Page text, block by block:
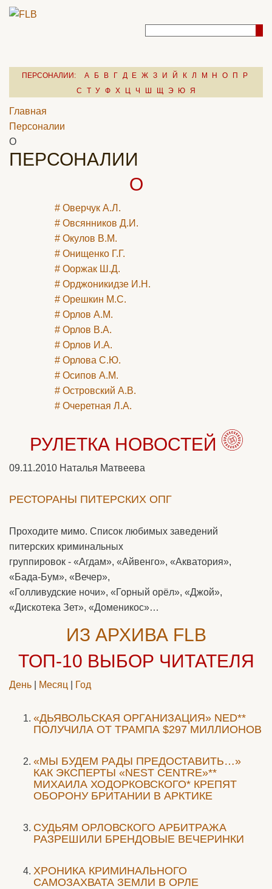
ПЕРСОНАЛИИ: А Б В Г Д Е Ж З И Й К Л М Н О П
Р
С
Т У Ф Х Ц Ч Ш Щ Э Ю Я
Главная
Персоналии
О
ПЕРСОНАЛИИ
О
# Оверчук А.Л.
# Овсянников Д.И.
# Окулов В.М.
# Онищенко Г.Г.
# Ооржак Ш.Д.
# Орджоникидзе И.Н.
# Орешкин М.С.
# Орлов А.М.
# Орлов В.А.
# Орлов И.А.
# Орлова С.Ю.
# Осипов А.М.
# Островский А.В.
# Очеретная Л.А.
РУЛЕТКА НОВОСТЕЙ
09.11.2010 Наталья Матвеева
РЕСТОРАНЫ ПИТЕРСКИХ ОПГ
Проходите мимо. Список любимых заведений
питерских криминальных
группировок - «Агдам», «Айвенго», «Акватория»,
«Бада-Бум», «Вечер»,
«Голливудские ночи», «Горный орёл», «Джой»,
«Дискотека Зет», «Доменикос»…
ИЗ АРХИВА FLB
ТОП-10 ВЫБОР ЧИТАТЕЛЯ
День Месяц Год
«ДЬЯВОЛЬСКАЯ ОРГАНИЗАЦИЯ» NED**
ПОЛУЧИЛА ОТ ТРАМПА $297 МИЛЛИОНОВ
«МЫ БУДЕМ РАДЫ ПРЕДОСТАВИТЬ…»
КАК ЭКСПЕРТЫ «NEST CENTRE»**
МИХАИЛА ХОДОРКОВСКОГО* КРЕПЯТ
ОБОРОНУ БРИТАНИИ В АРКТИКЕ
CУДЬЯМ ОРЛОВСКОГО АРБИТРАЖА
РАЗРЕШИЛИ БРЕНДОВЫЕ ВЕЧЕРИНКИ
ХРОНИКА КРИМИНАЛЬНОГО
САМОЗАХВАТА ЗЕМЛИ В ОРЛЕ